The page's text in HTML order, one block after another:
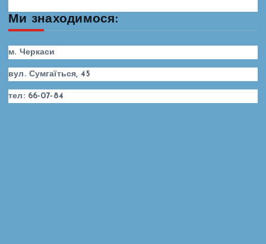
Ми знаходимося:
м. Черкаси
вул. Сумгаїться, 45
тел: 66-07-84